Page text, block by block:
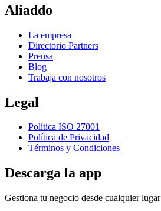
Aliaddo
La empresa
Directorio Partners
Prensa
Blog
Trabaja con nosotros
Legal
Política ISO 27001
Política de Privacidad
Términos y Condiciones
Descarga la app
Gestiona tu negocio desde cualquier lugar